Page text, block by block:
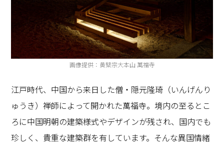
画像提供：黄檗宗大本山 萬福寺
江戸時代、中国から来日した僧・隠元隆琦（いんげんり
ゅうき）禅師によって開かれた萬福寺。境内の至るとこ
ろに中国明朝の建築様式やデザインが残され、国内でも
珍しく、貴重な建築群を有しています。そんな異国情緒